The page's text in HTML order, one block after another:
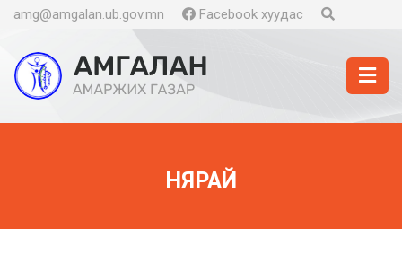
amg@amgalan.ub.gov.mn Facebook хуудас
НЯРАЙ